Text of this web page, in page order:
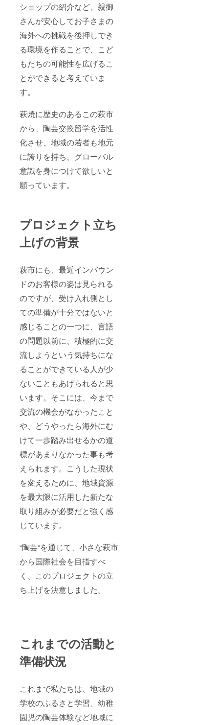
ショップの紹介など、親御
さんが安心してお子さまの
海外への挑戦を後押しでき
る環境を作ることで、こど
もたちの可能性を広げるこ
とができると考えていま
す。
萩焼に歴史のあるこの萩市
から、陶芸交換留学を活性
化させ、地域の若者も地元
に誇りを持ち、グローバル
意識を身につけて欲しいと
願っています。
プロジェクト立ち
上げの背景
萩市にも、最近インバウン
ドのお客様の姿は見られる
のですが、受け入れ側とし
ての準備が十分ではないと
感じることの一つに、言語
の問題以前に、積極的に交
流しようという気持ちにな
ることができている人が少
ないこともあげられると思
います。そこには、今まで
交流の機会がなかったこと
や、どうやったら海外にむ
けて一歩踏み出せるかの道
標があまりなかった事も考
えられます。こうした現状
を変えるために、地域資源
を最大限に活用した新たな
取り組みが必要だと強く感
じています。
“陶芸“を通じて、小さな萩市
から国際社会を目指すべ
く、このプロジェクトの立
ち上げを決意しました。
これまでの活動と
準備状況
これまで私たちは、地域の
学校のふるさと学習、幼稚
園児の陶芸体験など地域に